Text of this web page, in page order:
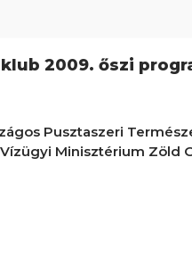
2009. őszi
Pusztaszeri
Minisztérium Zöld